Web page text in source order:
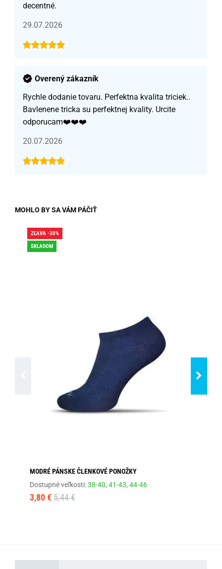
decentné.
29.07.2026
Overený zákazník
Rychle dodanie tovaru. Perfektna kvalita triciek..
Bavlenene tricka su perfektnej kvality. Urcite
odporucam❤️❤️❤️
20.07.2026
MOHLO BY SA VÁM PÁČIŤ
ZĽAVA -30%
SKLADOM
MODRÉ PÁNSKE ČLENKOVÉ PONOŽKY
Dostupné veľkosti:38-40,41-43,44-46
3,80 € 5,44 €